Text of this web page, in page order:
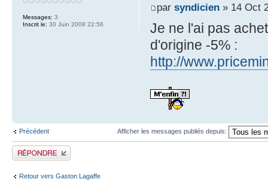
par syndicien» 14 Oct
Je ne l'ai pas
d'origine -5% :
http://
Messages: 3
Inscrit le: 30 Juin 2008 22:56
Précédent Afficher les messages publiés depuis:
Publier une réponse
Retour vers Gaston Lagaffe